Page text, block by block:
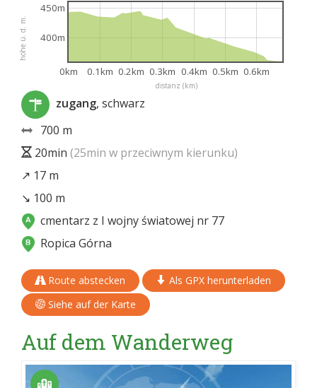
distanz (km)
höhe ü. d. m.
0km 0.1km 0.2km 0.3km 0.4km 0.5km 0.6km
400m
450m
zugang, schwarz
700 m
20min (25min w przeciwnym kierunku)
↗ 17 m
↘ 100 m
cmentarz z I wojny światowej nr 77
Ropica Górna
Route abstecken
Als GPX herunterladen
Siehe auf der Karte
Auf dem Wanderweg